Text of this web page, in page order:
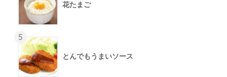
花たまご
5
とんでもうまいソース